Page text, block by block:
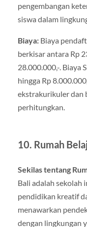
pengembangan
siswa dalam
Biaya:Biaya
berkisar antara Rp
28.000.000,-. Biaya
hingga Rp
ekstrakurikuler dan
perhitungkan.
10. Rumah
Sekilas tentang
Bali adalah sekolah
pendidikan kreatif
menawarkan
dengan lingkungan